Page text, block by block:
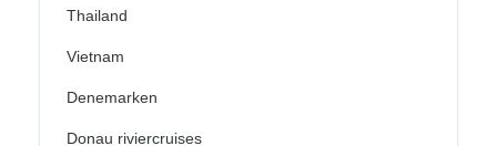
Thailand
Vietnam
Denemarken
Donau riviercruises